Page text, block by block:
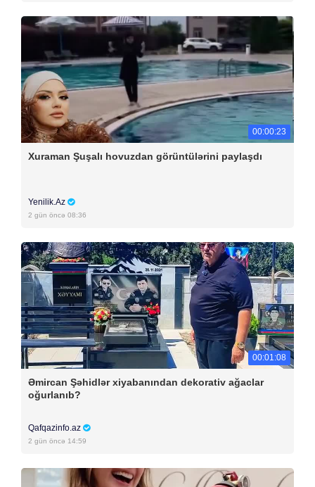
00:00:23
Xuraman Şuşalı hovuzdan görüntülərini paylaşdı
Yenilik.Az
2 gün öncə 08:36
00:01:08
Əmircan Şəhidlər xiyabanından dekorativ ağaclar
oğurlanıb?
Qafqazinfo.az
2 gün öncə 14:59